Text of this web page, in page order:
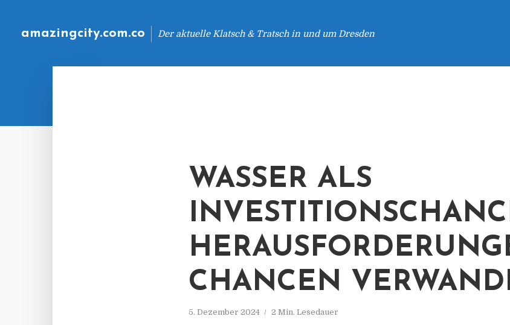
amazingcity.com.co Der aktuelle Klatsch & Tratsch in und um Dresden
WASSER ALS
CHANCEN
5. Dezember 2024 2 Min. Lesedauer